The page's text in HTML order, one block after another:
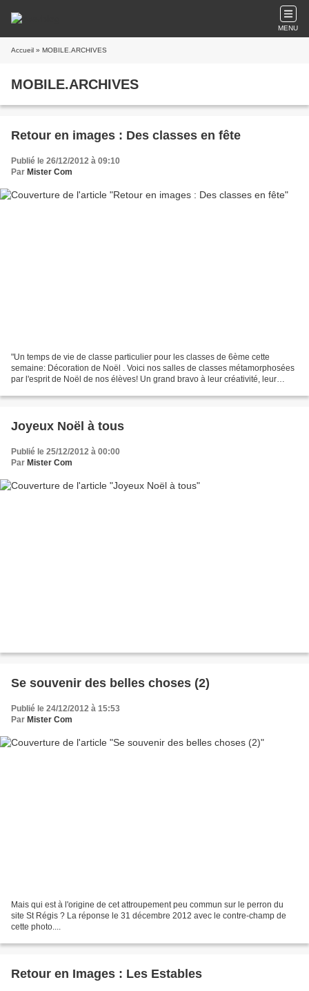
MENU
Accueil » MOBILE.ARCHIVES
MOBILE.ARCHIVES
Retour en images : Des classes en fête
Publié le 26/12/2012 à 09:10
Par Mister Com
"Un temps de vie de classe particulier pour les classes de 6ème cette
semaine: Décoration de Noël . Voici nos salles de classes métamorphosées
par l'esprit de Noël de nos élèves! Un grand bravo à leur créativité, leur
Joyeux Noël à tous
Publié le 25/12/2012 à 00:00
Par Mister Com
Se souvenir des belles choses (2)
Publié le 24/12/2012 à 15:53
Par Mister Com
Mais qui est à l'origine de cet attroupement peu commun sur le perron du
site St Régis ? La réponse le 31 décembre 2012 avec le contre-champ de
cette photo....
Retour en Images : Les Estables